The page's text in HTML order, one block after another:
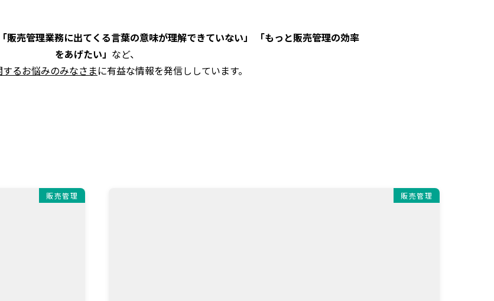
販売管理業務に出てくる言葉の意味が理解できていない」 「もっと販売管理の効率
をあげたい」 など、
るお悩みのみなさまに有益な情報を発信ししています。
販売管理 販売管理